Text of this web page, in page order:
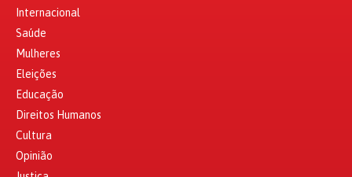
Internacional
Saúde
Mulheres
Eleições
Educação
Direitos Humanos
Cultura
Opinião